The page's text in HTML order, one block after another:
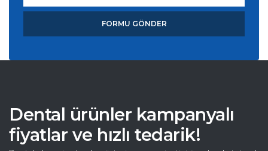
FORMU GÖNDER
Dental ürünler kampanyalı
fiyatlar ve hızlı tedarik!